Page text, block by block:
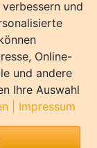
wir auch
und
Online-
und andere
Ihre Auswahl
| Impressum